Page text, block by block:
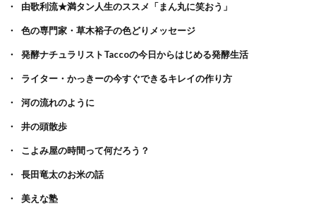
由歌利流★満タン人生のススメ「まん丸に笑おう」
色の専門家・草木裕子の色どりメッセージ
発酵ナチュラリストTaccoの今日からはじめる発酵生活
ライター・かっきーの今すぐできるキレイの作り方
河の流れのように
井の頭散歩
こよみ屋の時間って何だろう？
長田竜太のお米の話
美えな塾